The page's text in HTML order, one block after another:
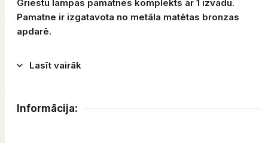
Griestu lampas pamatnes komplekts ar 1 izvadu.
Pamatne ir izgatavota no metāla matētas bronzas
apdarē.
Lasīt vairāk
Informācija: